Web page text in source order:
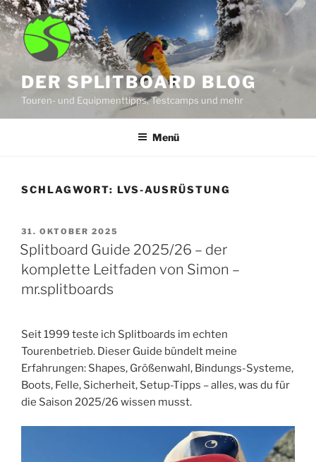
Zum
Inhalt
springen
DER SPLITBOARD BLOG
Touren- und Equipmenttipps, Testcamps und mehr
Menü
SCHLAGWORT: LVS-AUSRÜSTUNG
VERÖFFENTLICHT
AM
31. OKTOBER 2025
Splitboard Guide 2025/26 – der
komplette Leitfaden von Simon –
mr.splitboards
Seit 1999 teste ich Splitboards im echten
Tourenbetrieb. Dieser Guide bündelt meine
Erfahrungen: Shapes, Größenwahl, Bindungs-Systeme,
Boots, Felle, Sicherheit, Setup-Tipps – alles, was du für
die Saison 2025/26 wissen musst.